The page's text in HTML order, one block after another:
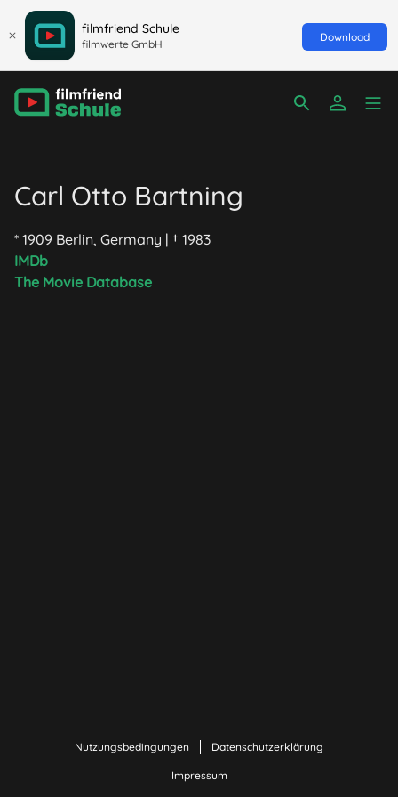
filmfriend Schule
filmwerte GmbH
Download
Carl Otto Bartning
* 1909 Berlin, Germany | † 1983
IMDb
The Movie Database
Nutzungsbedingungen Datenschutzerklärung
Impressum